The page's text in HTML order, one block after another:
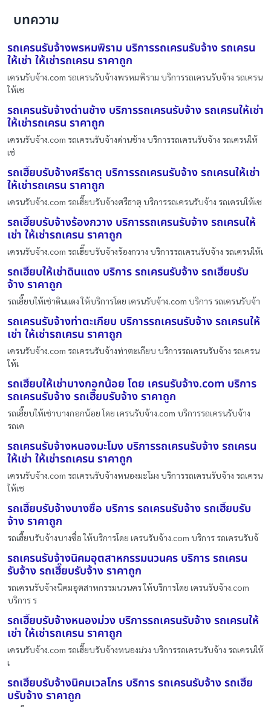
บทความ
รถเครนรับจ้างพรหมพิราม บริการรถเครนรับจ้าง รถเครน
ให้เช่า ให้เช่ารถเครน ราคาถูก
เครนรับจ้าง.com รถเครนรับจ้างพรหมพิราม บริการรถเครนรับจ้าง รถเครน
ให้เช
รถเครนรับจ้างด่านช้าง บริการรถเครนรับจ้าง รถเครนให้เช่า
ให้เช่ารถเครน ราคาถูก
เครนรับจ้าง.com รถเครนรับจ้างด่านช้าง บริการรถเครนรับจ้าง รถเครนให้
เช่
รถเฮี๊ยบรับจ้างศรีธาตุ บริการรถเครนรับจ้าง รถเครนให้เช่า
ให้เช่ารถเครน ราคาถูก
เครนรับจ้าง.com รถเฮี๊ยบรับจ้างศรีธาตุ บริการรถเครนรับจ้าง รถเครนให้เช
รถเฮี๊ยบรับจ้างร้องกวาง บริการรถเครนรับจ้าง รถเครนให้
เช่า ให้เช่ารถเครน ราคาถูก
เครนรับจ้าง.com รถเฮี๊ยบรับจ้างร้องกวาง บริการรถเครนรับจ้าง รถเครนให้เ
รถเฮี๊ยบให้เช่าดินแดง บริการ รถเครนรับจ้าง รถเฮี๊ยบรับ
จ้าง ราคาถูก
รถเฮี๊ยบให้เช่าดินแดง ให้บริการโดย เครนรับจ้าง.com บริการ รถเครนรับจ้า
รถเครนรับจ้างท่าตะเกียบ บริการรถเครนรับจ้าง รถเครนให้
เช่า ให้เช่ารถเครน ราคาถูก
เครนรับจ้าง.com รถเครนรับจ้างท่าตะเกียบ บริการรถเครนรับจ้าง รถเครน
ให้เ
รถเฮี๊ยบให้เช่าบางกอกน้อย โดย เครนรับจ้าง.com บริการ
รถเครนรับจ้าง รถเฮี๊ยบรับจ้าง ราคาถูก
รถเฮี๊ยบให้เช่าบางกอกน้อย โดย เครนรับจ้าง.com บริการรถเครนรับจ้าง
รถเค
รถเครนรับจ้างหนองมะโมง บริการรถเครนรับจ้าง รถเครน
ให้เช่า ให้เช่ารถเครน ราคาถูก
เครนรับจ้าง.com รถเครนรับจ้างหนองมะโมง บริการรถเครนรับจ้าง รถเครน
ให้เช
รถเฮี๊ยบรับจ้างบางซื่อ บริการ รถเครนรับจ้าง รถเฮี๊ยบรับ
จ้าง ราคาถูก
รถเฮี๊ยบรับจ้างบางซื่อ ให้บริการโดย เครนรับจ้าง.com บริการ รถเครนรับจ้
รถเครนรับจ้างนิคมอุตสาหกรรมนวนคร บริการ รถเครน
รับจ้าง รถเฮี๊ยบรับจ้าง ราคาถูก
รถเครนรับจ้างนิคมอุตสาหกรรมนวนคร ให้บริการโดย เครนรับจ้าง.com
บริการ ร
รถเฮี๊ยบรับจ้างหนองม่วง บริการรถเครนรับจ้าง รถเครนให้
เช่า ให้เช่ารถเครน ราคาถูก
เครนรับจ้าง.com รถเฮี๊ยบรับจ้างหนองม่วง บริการรถเครนรับจ้าง รถเครนให้
เ
รถเฮี๊ยบรับจ้างนิคมเวลโกร บริการ รถเครนรับจ้าง รถเฮี๊ย
บรับจ้าง ราคาถูก